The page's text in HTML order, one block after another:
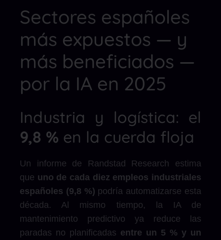
Sectores españoles
más expuestos — y
más beneficiados —
por la IA en 2025
Industria y logística: el
9,8 % en la cuerda floja
Un informe de Randstad Research estima
que uno de cada diez empleos industriales
españoles (9,8 %) podría automatizarse esta
década. Al mismo tiempo, la IA de
mantenimiento predictivo ya reduce las
paradas no planificadas entre un 5 % y un